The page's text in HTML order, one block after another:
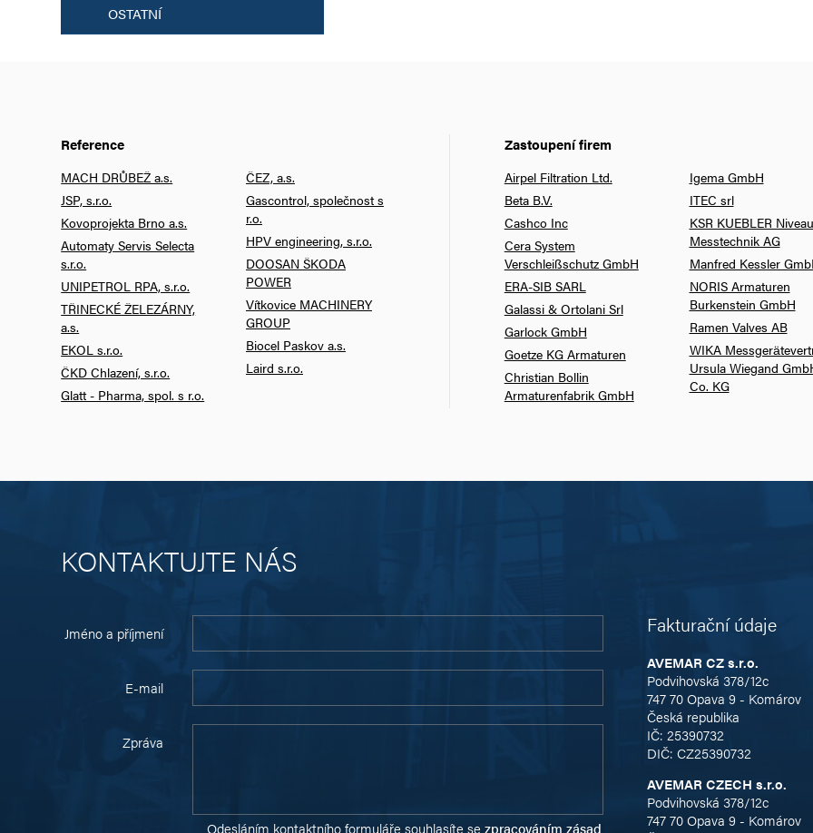
OSTATNÍ
Reference
MACH DRŮBEŽ a.s.
JSP, s.r.o.
Kovoprojekta Brno a.s.
Automaty Servis Selecta
s.r.o.
UNIPETROL RPA, s.r.o.
TŘINECKÉ ŽELEZÁRNY,
a.s.
EKOL s.r.o.
ČKD Chlazení, s.r.o.
Glatt - Pharma, spol. s r.o.
ČEZ, a.s.
Gascontrol, společnost s
r.o.
HPV engineering, s.r.o.
DOOSAN ŠKODA
POWER
Vítkovice MACHINERY
GROUP
Biocel Paskov a.s.
Laird s.r.o.
Zastoupení firem
Airpel Filtration Ltd.
Beta B.V.
Cashco Inc
Cera System
Verschleißschutz GmbH
ERA-SIB SARL
Galassi & Ortolani Srl
Garlock GmbH
Goetze KG Armaturen
Christian Bollin
Armaturenfabrik GmbH
Igema GmbH
ITEC srl
KSR KUEBLER
Messtechnik AG
Manfred Kessler
NORIS Armaturen
Burkenstein GmbH
Ramen Valves AB
WIKA
Ursula Wiegand
Co. KG
KONTAKTUJTE NÁS
Jméno a příjmení
E-mail
Zpráva
Odesláním kontaktního formuláře souhlasíte sezpracováním zásad
Fakturační údaje
AVEMAR CZ s.r.o.
Podvihovská 378/12c
747 70 Opava 9 - Komárov
Česká republika
IČ: 25390732
DIČ: CZ25390732
AVEMAR CZECH s.r.o.
Podvihovská 378/12c
747 70 Opava 9 - Komárov